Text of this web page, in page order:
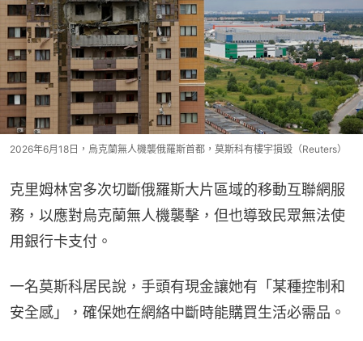
2026年6月18日，烏克蘭無人機襲俄羅斯首都，莫斯科有樓宇損毀（Reuters）
克里姆林宮多次切斷俄羅斯大片區域的移動互聯網服
務，以應對烏克蘭無人機襲擊，但也導致民眾無法使
用銀行卡支付。
一名莫斯科居民說，手頭有現金讓她有「某種控制和
安全感」，確保她在網絡中斷時能購買生活必需品。